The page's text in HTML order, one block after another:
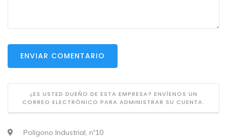
ENVIAR COMENTARIO
¿ES USTED DUEÑO DE ESTA EMPRESA? ENVÍENOS UN
CORREO ELECTRÓNICO PARA ADMINISTRAR SU CUENTA.
Polígono Industrial, nº10